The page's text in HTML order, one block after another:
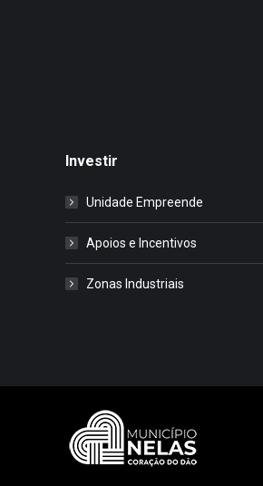
Investir
Unidade Empreende
Apoios e Incentivos
Zonas Industriais